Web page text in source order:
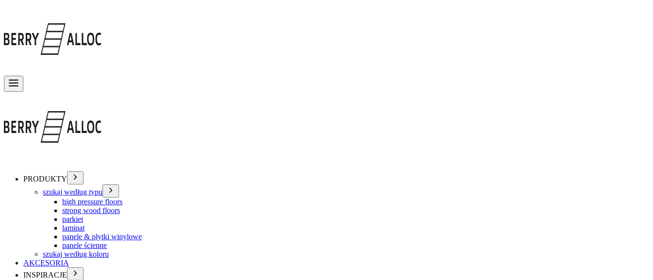
PRODUKTY
szukaj według typu
high pressure floors
strong wood floors
parkiet
laminat
panele & płytki winylowe
panele ścienne
szukaj według koloru
AKCESORIA
INSPIRACJE